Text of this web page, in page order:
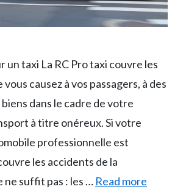
un taxi La RC Pro taxi couvre les
causez à vos passagers, à des
dans le cadre de votre
à titre onéreux. Si votre
professionnelle est
les accidents de la
ne suffit pas : les … Read more